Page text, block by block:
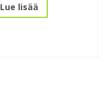
Lue lisää